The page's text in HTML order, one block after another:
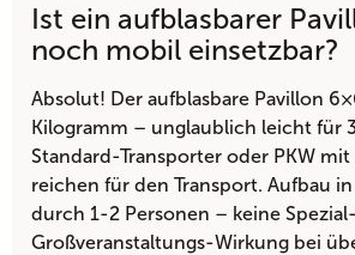
AUFZUBAUEN?
Ist ein aufblasbarer
noch mobil einsetzbar?
Absolut! Der aufblasbare Pavillon
Kilogramm – unglaublich leicht für
Standard-Transporter oder PKW
reichen für den Transport. Aufbau
durch 1-2 Personen – keine
Großveranstaltungs-Wirkung bei